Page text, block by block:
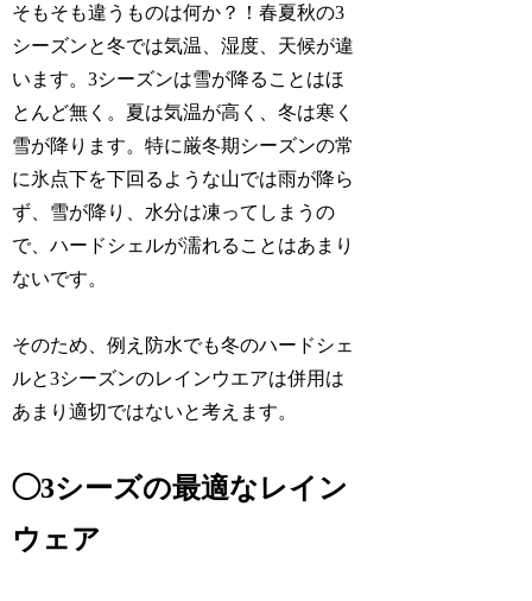
そもそも違うものは何か？！春夏秋の3
シーズンと冬では気温、湿度、天候が違
います。3シーズンは雪が降ることはほ
とんど無く。夏は気温が高く、冬は寒く
雪が降ります。特に厳冬期シーズンの常
に氷点下を下回るような山では雨が降ら
ず、雪が降り、水分は凍ってしまうの
で、ハードシェルが濡れることはあまり
ないです。
そのため、例え防水でも冬のハードシェ
ルと3シーズンのレインウエアは併用は
あまり適切ではないと考えます。
◯3シーズの最適なレイン
ウェア